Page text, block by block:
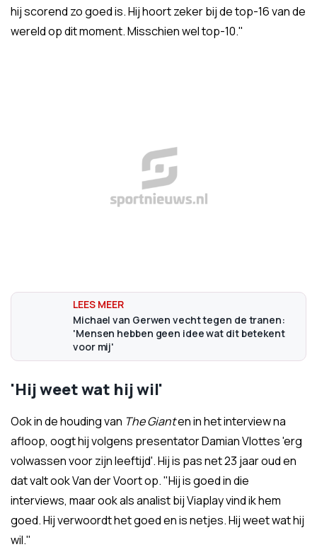
hij scorend zo goed is. Hij hoort zeker bij de top-16 van de
wereld op dit moment. Misschien wel top-10."
Michael van Gerwen vecht tegen de tranen:
'Mensen hebben geen idee wat dit betekent
voor mij'
'Hij weet wat hij wil'
Ook in de houding van The Gianten in het interview na
afloop, oogt hij volgens presentator Damian Vlottes 'erg
volwassen voor zijn leeftijd'. Hij is pas net 23 jaar oud en
dat valt ook Van der Voort op. "Hij is goed in die
interviews, maar ook als analist bij Viaplay vind ik hem
goed. Hij verwoordt het goed en is netjes. Hij weet wat hij
wil."